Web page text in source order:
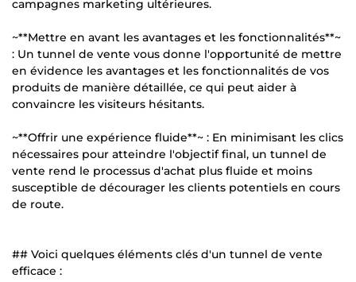
campagnes marketing ultérieures.
~**Mettre en avant les avantages et les fonctionnalités**~
: Un tunnel de vente vous donne l'opportunité de mettre
en évidence les avantages et les fonctionnalités de vos
produits de manière détaillée, ce qui peut aider à
convaincre les visiteurs hésitants.
~**Offrir une expérience fluide**~ : En minimisant les clics
nécessaires pour atteindre l'objectif final, un tunnel de
vente rend le processus d'achat plus fluide et moins
susceptible de décourager les clients potentiels en cours
de route.
## Voici quelques éléments clés d'un tunnel de vente
efficace :